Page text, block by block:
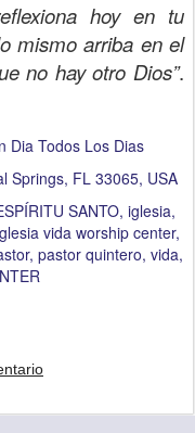
hoy en tu
mismo arriba en el
no hay otro Dios”.
Dia Todos Los Dias
Springs, FL 33065, USA
SANTO iglesia
vida worship center
pastor quintero vida